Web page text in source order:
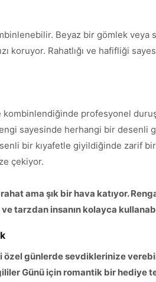
Beyaz bir gömlek
koruyor. Rahatlığı ve hafifliği
profesyonel
sayesinde herhangi bir desenli
bir kıyafetle giyildiğinde zarif
çekiyor.
ama şık bir hava katıyor.
tarzdan insanın kolayca
günlerde sevdiklerinize
Günü için romantik bir